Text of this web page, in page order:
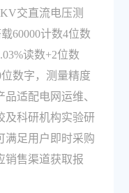
交直流电压测
60000计数4位数
读数+2位数
数字，测量精度
适配电网运维、
及科研机构实验研
满足用户即时采购
销售渠道获取报